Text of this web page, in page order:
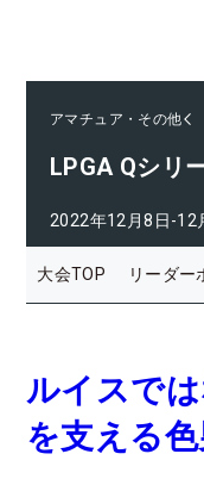
アマチュア・その他
LPGA Qシリ
2022年12月8日-12
大会TOP リーダー
ルイスで
を支える色